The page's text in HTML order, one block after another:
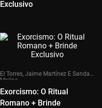
Exclusivo
El Torres, Jaime Martínez E Sanda
Molina
Exorcismo: O Ritual
Romano + Brinde